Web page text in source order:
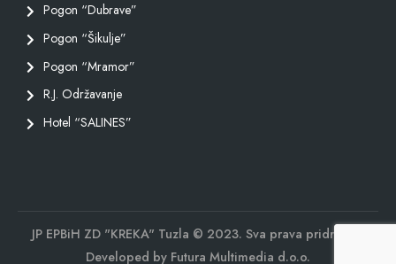
Pogon “Dubrave”
Pogon “Šikulje”
Pogon “Mramor”
R.J. Održavanje
Hotel “SALINES”
JP EPBiH ZD "KREKA" Tuzla © 2023. Sva prava pridržana.
Developed by Futura Multimedia d.o.o.